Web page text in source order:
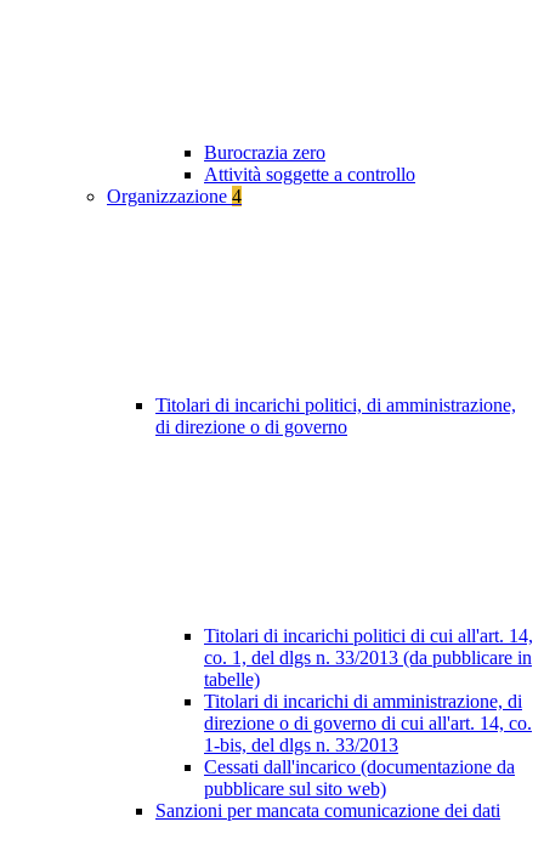
Burocrazia zero
Attività soggette a controllo
Organizzazione 4
Titolari di incarichi politici, di amministrazione,
di direzione o di governo
Titolari di incarichi politici di cui all'art. 14,
co. 1, del dlgs n. 33/2013 (da pubblicare in
tabelle)
Titolari di incarichi di amministrazione, di
direzione o di governo di cui all'art. 14, co.
1-bis, del dlgs n. 33/2013
Cessati dall'incarico (documentazione da
pubblicare sul sito web)
Sanzioni per mancata comunicazione dei dati